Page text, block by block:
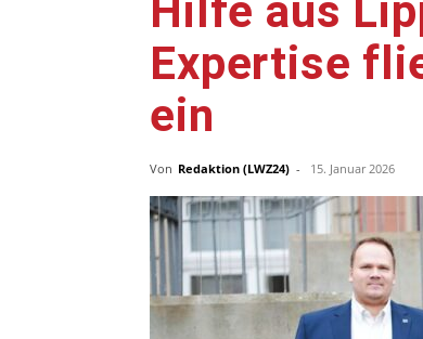
Hilfe aus
Expertise
ein
Von Redaktion (LWZ24) - 15. Januar 2026